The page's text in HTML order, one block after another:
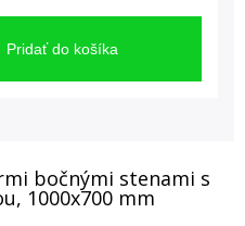
Pridať do košíka
bočnými stenami s
1000x700 mm